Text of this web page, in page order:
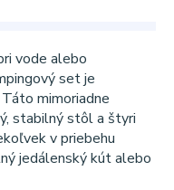
vode alebo
set je
mimoriadne
stabilný stôl a štyri
v priebehu
jedálenský kút alebo